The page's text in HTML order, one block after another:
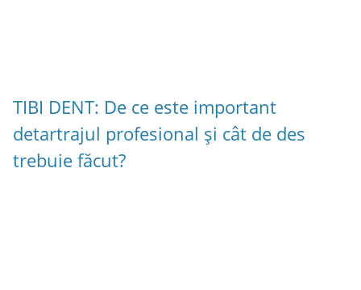
TIBI DENT: De ce este important
detartrajul profesional și cât de des
trebuie făcut?